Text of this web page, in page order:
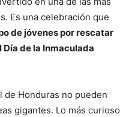
Es una celebración que
de jóvenes por rescatar
de la Inmaculada
de Honduras no pueden
gigantes. Lo más curioso